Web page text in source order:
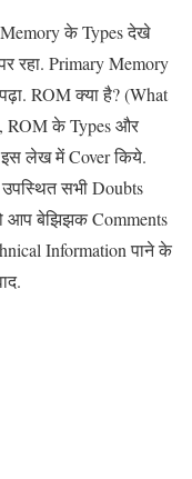
के Types देखे
रहा. Primary Memory
ROM क्या है? (What
ROM के Types और
लेख में Cover किये.
सभी Doubts
आप बेझिझक Comments
Information पाने के